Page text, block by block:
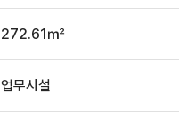
272.61㎡
업무시설